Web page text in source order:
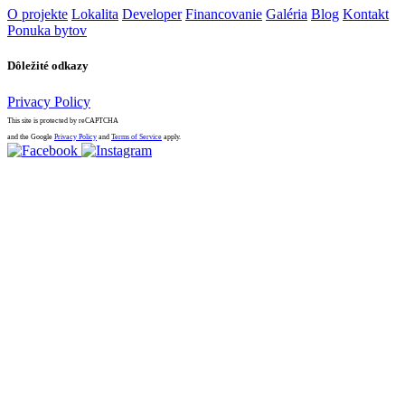
O projekte Lokalita Developer Financovanie Galéria Blog Kontakt
Ponuka bytov
Dôležité odkazy
Privacy Policy
This site is protected by reCAPTCHA
and the Google Privacy Policy and Terms of Service apply.